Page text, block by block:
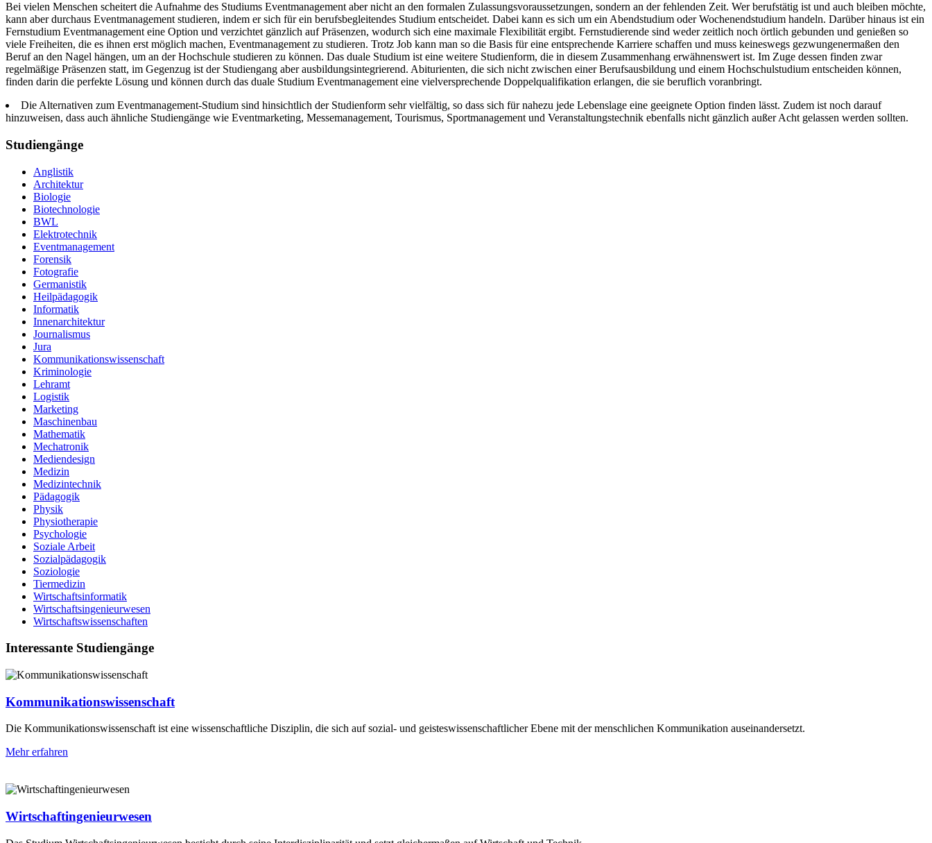
Bei vielen Menschen scheitert die Aufnahme des Studiums Eventmanagement aber nicht an den formalen Zulassungsvoraussetzungen, sondern an der fehlenden Zeit. Wer berufstätig ist und auch bleiben möchte,
kann aber durchaus Eventmanagement studieren, indem er sich für ein berufsbegleitendes Studium entscheidet. Dabei kann es sich um ein Abendstudium oder Wochenendstudium handeln. Darüber hinaus ist ein
Fernstudium Eventmanagement eine Option und verzichtet gänzlich auf Präsenzen, wodurch sich eine maximale Flexibilität ergibt. Fernstudierende sind weder zeitlich noch örtlich gebunden und genießen so
viele Freiheiten, die es ihnen erst möglich machen, Eventmanagement zu studieren. Trotz Job kann man so die Basis für eine entsprechende Karriere schaffen und muss keineswegs gezwungenermaßen den
Beruf an den Nagel hängen, um an der Hochschule studieren zu können. Das duale Studium ist eine weitere Studienform, die in diesem Zusammenhang erwähnenswert ist. Im Zuge dessen finden zwar
regelmäßige Präsenzen statt, im Gegenzug ist der Studiengang aber ausbildungsintegrierend. Abiturienten, die sich nicht zwischen einer Berufsausbildung und einem Hochschulstudium entscheiden können,
finden darin die perfekte Lösung und können durch das duale Studium Eventmanagement eine vielversprechende Doppelqualifikation erlangen, die sie beruflich voranbringt.
Die Alternativen zum Eventmanagement-Studium sind hinsichtlich der Studienform sehr vielfältig, so dass sich für nahezu jede Lebenslage eine geeignete Option finden lässt. Zudem ist noch darauf
hinzuweisen, dass auch ähnliche Studiengänge wie Eventmarketing, Messemanagement, Tourismus, Sportmanagement und Veranstaltungstechnik ebenfalls nicht gänzlich außer Acht gelassen werden sollten.
Studiengänge
Anglistik
Architektur
Biologie
Biotechnologie
BWL
Elektrotechnik
Eventmanagement
Forensik
Fotografie
Germanistik
Heilpädagogik
Informatik
Innenarchitektur
Journalismus
Jura
Kommunikationswissenschaft
Kriminologie
Lehramt
Logistik
Marketing
Maschinenbau
Mathematik
Mechatronik
Mediendesign
Medizin
Medizintechnik
Pädagogik
Physik
Physiotherapie
Psychologie
Soziale Arbeit
Sozialpädagogik
Soziologie
Tiermedizin
Wirtschaftsinformatik
Wirtschaftsingenieurwesen
Wirtschaftswissenschaften
Interessante Studiengänge
Kommunikationswissenschaft
Die Kommunikationswissenschaft ist eine wissenschaftliche Disziplin, die sich auf sozial- und geisteswissenschaftlicher Ebene mit der menschlichen Kommunikation auseinandersetzt.
Mehr erfahren
Wirtschaftingenieurwesen